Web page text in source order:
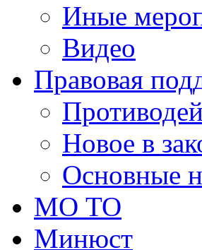
Иные
Видео
Правовая
Новое в
Основные
МО ТО
Минюст